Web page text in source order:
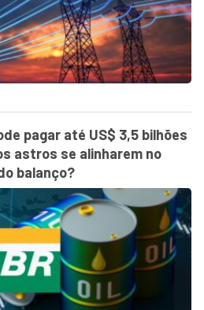
pagar até US$ 3,5 bilhões
astros se alinharem no
balanço?